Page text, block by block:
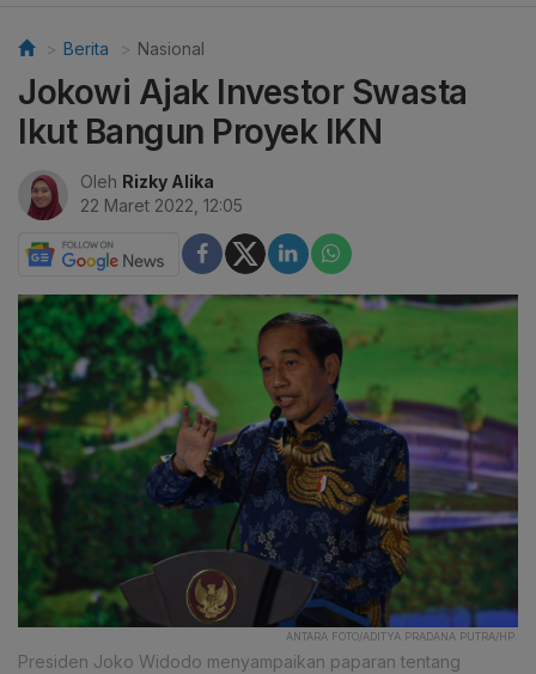
Berita Nasional
Jokowi Ajak Investor Swasta
Ikut Bangun Proyek IKN
Oleh Rizky Alika
22 Maret 2022, 12:05
ANTARA FOTO/ADITYA PRADANA PUTRA/HP.
Presiden Joko Widodo menyampaikan paparan tentang